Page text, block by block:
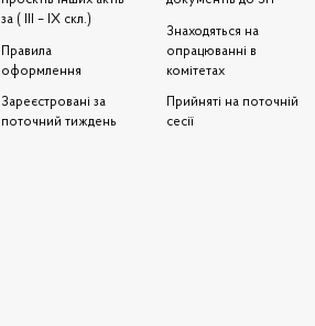
за ( III – IX скл.)
Правила
оформлення
Зареєстровані за
поточний тиждень
Знаходяться на
опрацюванні в
комітетах
Прийняті на поточній
сесії